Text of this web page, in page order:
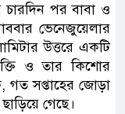
পর বাবা ও
ভেনেজুয়েলার
উত্তরে একটি
ও তার কিশোর
গত সপ্তাহের জোড়া
গেছে।